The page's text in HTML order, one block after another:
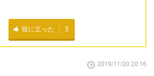
役に立った 3
2019/11/20 20:16